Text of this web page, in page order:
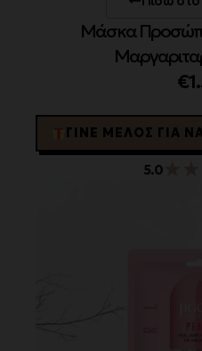
Μάσκα
€
ΓΊΝΕ ΜΈΛΟΣ ΓΙΑ
5.0★